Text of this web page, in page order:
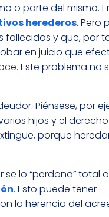
o parte del mismo.
herederos. Pero
fallecidos y que, por
en juicio que
Este problema no
Piénsese, por
hijos y el
porque
lo “perdona” total o
. Esto puede tener
la herencia del